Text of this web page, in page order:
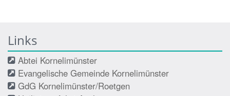
Links
Abtei Kornelimünster
Evangelische Gemeinde Kornelimünster
GdG Kornelimünster/Roetgen